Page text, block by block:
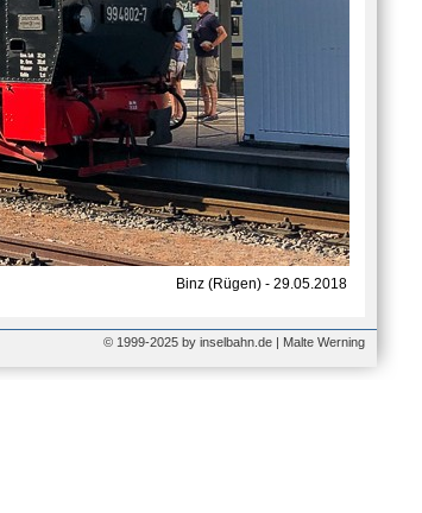
Binz (Rügen) - 29.05.2018
© 1999-2025 by inselbahn.de | Malte Werning